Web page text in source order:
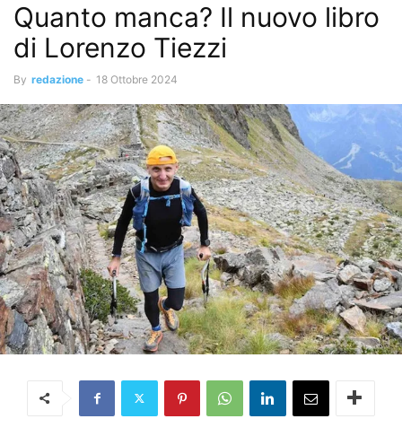
Quanto manca? Il nuovo libro
di Lorenzo Tiezzi
By redazione - 18 Ottobre 2024